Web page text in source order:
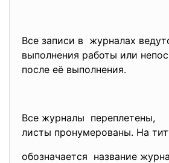
Все записи в журналах
выполнения работы или
после её выполнения.
Все журналы переплетены,
листы пронумерованы. На
обозначается название